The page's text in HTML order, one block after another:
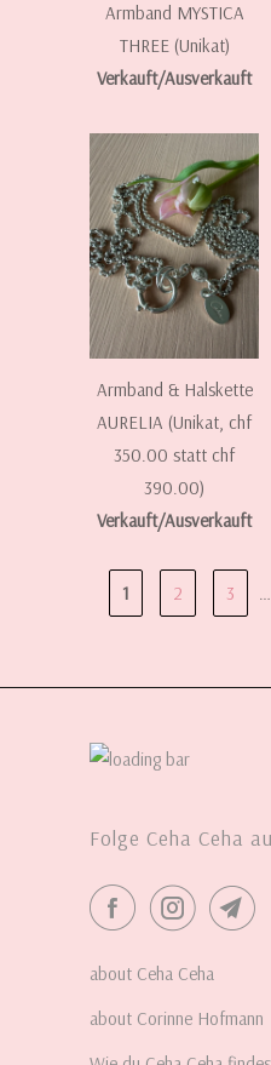
Armband MYSTICA
THREE (Unikat)
Verkauft/Ausverkauft
Armband & Halskette
AURELIA (Unikat, chf
350.00 statt chf
390.00)
Verkauft/Ausverkauft
1 2 3 …
Folge Ceha Ceha
about Ceha Ceha
about Corinne Hofmann